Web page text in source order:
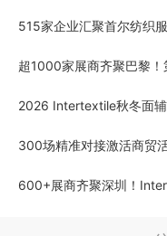
515家企业汇聚首尔纺织
超1000家展商齐聚巴黎
2026 Intertextile秋冬面
300场精准对接激活商贸
600+展商齐聚深圳！